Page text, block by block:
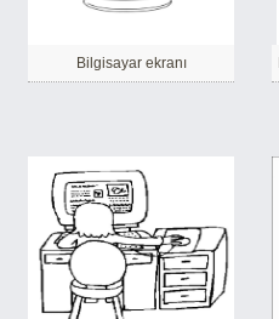
Bilgisayar ekranı